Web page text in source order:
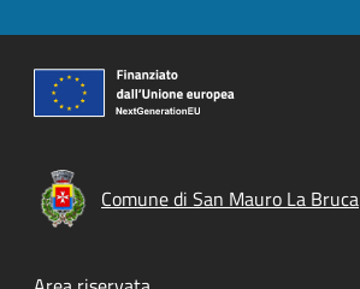
Comune di San Mauro La Bruca